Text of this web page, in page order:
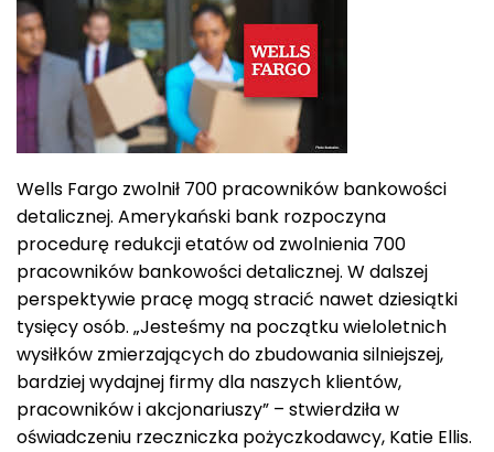
Wells Fargo zwolnił 700 pracowników bankowości
detalicznej. Amerykański bank rozpoczyna
procedurę redukcji etatów od zwolnienia 700
pracowników bankowości detalicznej. W dalszej
perspektywie pracę mogą stracić nawet dziesiątki
tysięcy osób. „Jesteśmy na początku wieloletnich
wysiłków zmierzających do zbudowania silniejszej,
bardziej wydajnej firmy dla naszych klientów,
pracowników i akcjonariuszy” – stwierdziła w
oświadczeniu rzeczniczka pożyczkodawcy, Katie Ellis.